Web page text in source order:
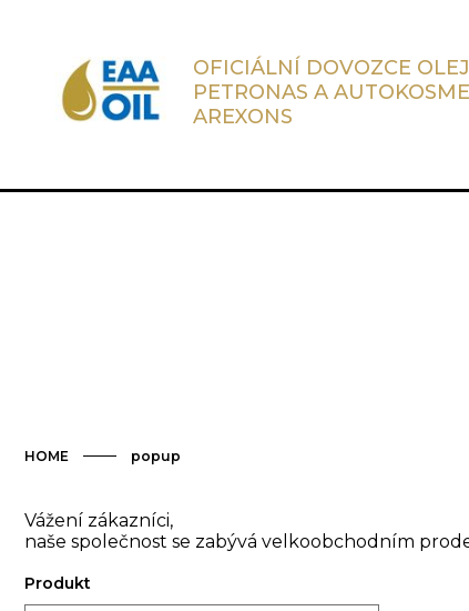
OFICIÁLNÍ DOVOZCE
PETRONAS A
AREXONS
HOME popup
Vážení zákazníci,
naše společnost se zabývá velkoobchodním
Produkt